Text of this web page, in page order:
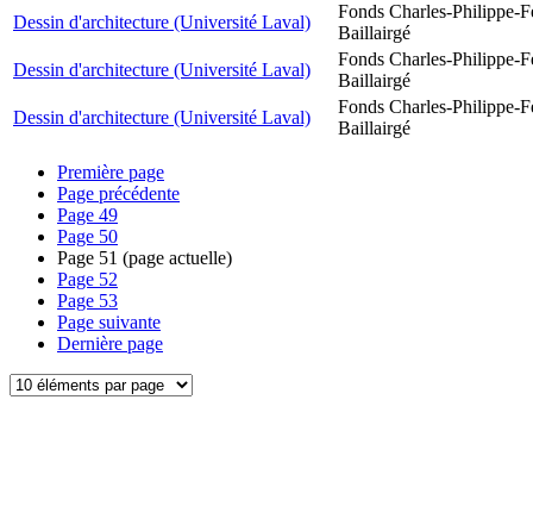
Dessin d'architecture (Université Laval)
Fonds Charles-Philippe-
Baillairgé
Dessin d'architecture (Université Laval)
Fonds Charles-Philippe-
Baillairgé
Dessin d'architecture (Université Laval)
Fonds Charles-Philippe-
Baillairgé
Première page
Page précédente
Page 49
Page 50
Page 51 (page actuelle)
Page 52
Page 53
Page suivante
Dernière page